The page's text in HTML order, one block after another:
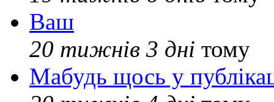
Ваш
20 тижнів 3 дні тому
Мабудь щось у